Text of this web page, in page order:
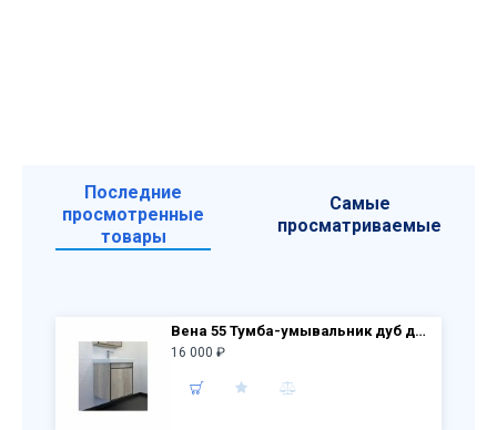
Последние
просмотренные
товары
Самые
просматриваемые
Вена 55 Тумба-умывальник дуб дымчатый 550х610х450 мм с раковиной Адриана 55 1WH501620
16 000 ₽